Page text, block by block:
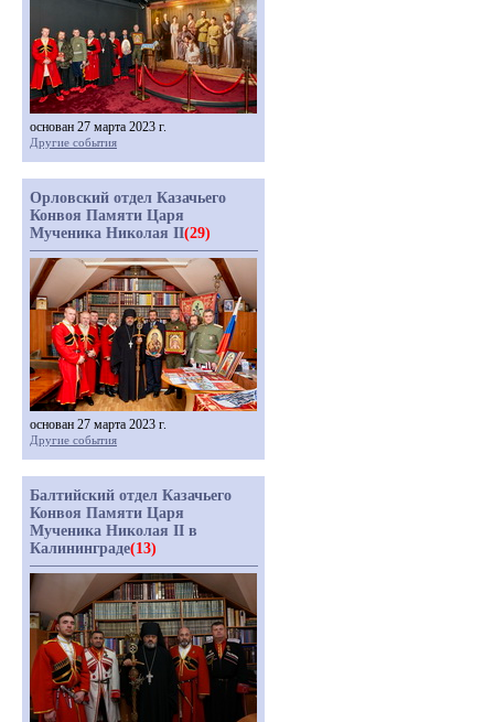
основан 27 марта 2023 г.
Другие события
Орловский отдел Казачьего
Конвоя Памяти Царя
Мученика Николая II(29)
основан 27 марта 2023 г.
Другие события
Балтийский отдел Казачьего
Конвоя Памяти Царя
Мученика Николая II в
Калининграде(13)